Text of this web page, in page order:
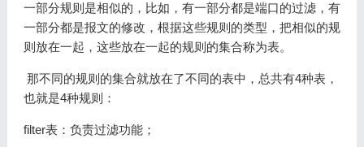
一部分规则是相似的，比如，有一部分都是端口的过滤，有
一部分都是报文的修改，根据这些规则的类型，把相似的规
则放在一起，这些放在一起的规则的集合称为表。
​ 那不同的规则的集合就放在了不同的表中，总共有4种表，
也就是4种规则：
filter表：负责过滤功能；